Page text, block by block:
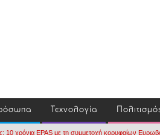
Τεχνολογία
10 χρόνια EPAS με τη συμμετοχή κορυφαίων